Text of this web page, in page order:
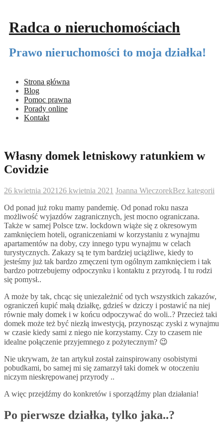
treści
Radca o nieruchomościach
Prawo nieruchomości to moja działka!
Strona główna
Blog
Pomoc prawna
Porady online
Kontakt
Własny domek letniskowy ratunkiem w
Covidzie
26 kwietnia 2021 26 kwietnia 2021 Joanna WieczorekBez kategorii
Od ponad już roku mamy pandemię. Od ponad roku nasza
możliwość wyjazdów zagranicznych, jest mocno ograniczana.
Także w samej Polsce tzw. lockdown wiąże się z okresowym
zamknięciem hoteli, ograniczeniami w korzystaniu z wynajmu
apartamentów na doby, czy innego typu wynajmu w celach
turystycznych. Zakazy są te tym bardziej uciążliwe, kiedy to
jesteśmy już tak bardzo zmęczeni tym ogólnym zamknięciem i tak
bardzo potrzebujemy odpoczynku i kontaktu z przyrodą. I tu rodzi
się pomysł..
A może by tak, chcąc się uniezależnić od tych wszystkich zakazów,
ograniczeń kupić małą działkę, gdzieś w dziczy i postawić na niej
równie mały domek i w końcu odpoczywać do woli..? Przecież taki
domek może też być niezłą inwestycją, przynosząc zyski z wynajmu
w czasie kiedy sami z niego nie korzystamy. Czy to czasem nie
idealne połączenie przyjemnego z pożytecznym? 😉
Nie ukrywam, że tan artykuł został zainspirowany osobistymi
pobudkami, bo samej mi się zamarzył taki domek w otoczeniu
niczym nieskrępowanej przyrody ..
A więc przejdźmy do konkretów i sporządźmy plan działania!
Po pierwsze działka, tylko jaka..?